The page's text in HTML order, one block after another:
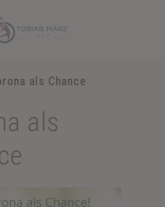
als Chance
als